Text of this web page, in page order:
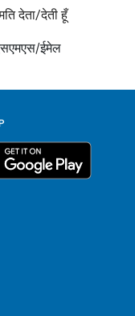
देता/देती हूँ
ईमेल